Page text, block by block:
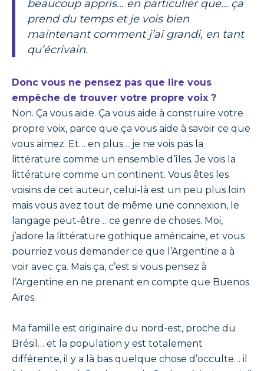
beaucoup appris… en particulier que… ça
prend du temps et je vois bien
maintenant comment j’ai grandi, en tant
qu’écrivain.
Donc vous ne pensez pas que lire vous
empêche de trouver votre propre voix ?
Non. Ça vous aide. Ça vous aide à construire votre
propre voix, parce que ça vous aide à savoir ce que
vous aimez. Et… en plus… je ne vois pas la
littérature comme un ensemble d’îles. Je vois la
littérature comme un continent. Vous êtes les
voisins de cet auteur, celui-là est un peu plus loin
mais vous avez tout de même une connexion, le
langage peut-être… ce genre de choses. Moi,
j’adore la littérature gothique américaine, et vous
pourriez vous demander ce que l’Argentine a à
voir avec ça. Mais ça, c’est si vous pensez à
l’Argentine en ne prenant en compte que Buenos
Aires.
Ma famille est originaire du nord-est, proche du
Brésil… et la population y est totalement
différente, il y a là bas quelque chose d’occulte… il